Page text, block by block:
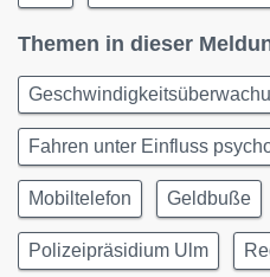
Themen in dieser
Fahren unter Einfluss
Mobiltelefon Geldbuße
Polizeipräsidium Ulm